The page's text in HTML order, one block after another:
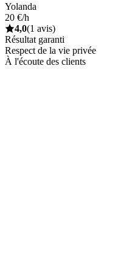
Yolanda
20 €/h
4,0(1 avis)
Résultat garanti
Respect de la vie privée
À l'écoute des clients